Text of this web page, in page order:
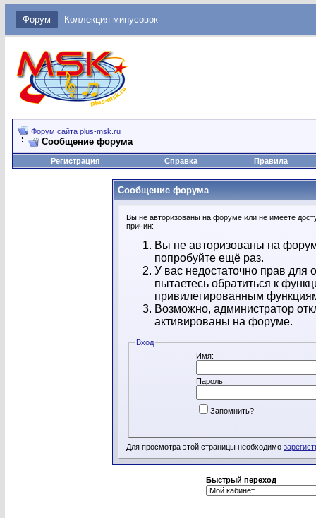
Форум Коллекция минусовок
Форум сайта plus-msk.ru
Сообщение форума
Регистрация Справка Правила
Сообщение форума
Вы не авторизованы на форуме или не имеете
причин:
Вы не авторизованы на
попробуйте ещё раз.
У вас недостаточно прав
пытаетесь обратиться к
привилегированным
Возможно, администратор
активированы на форуме.
Вход
Имя:
Пароль:
Запомнить?
Для просмотра этой страницы необходимо
Быстрый переход